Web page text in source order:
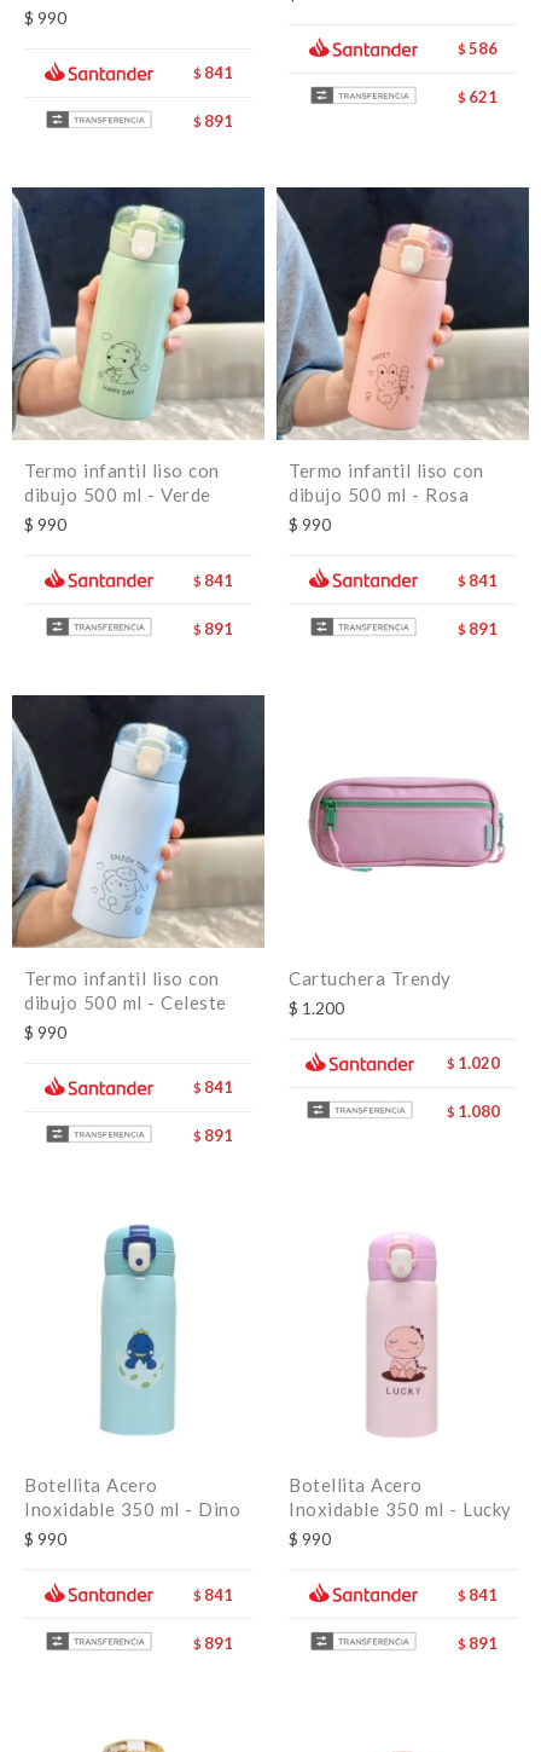
$ 990
$ 841
$ 891
$ 586
$ 621
Termo infantil liso con
dibujo 500 ml - Verde
$ 990
$ 841
$ 891
Termo infantil liso con
dibujo 500 ml - Rosa
$ 990
$ 841
$ 891
Termo infantil liso con
dibujo 500 ml - Celeste
$ 990
$ 841
$ 891
Cartuchera Trendy
$ 1.200
$ 1.020
$ 1.080
Botellita Acero
Inoxidable 350 ml - Dino
$ 990
$ 841
$ 891
Botellita Acero
Inoxidable 350 ml - Lucky
$ 990
$ 841
$ 891